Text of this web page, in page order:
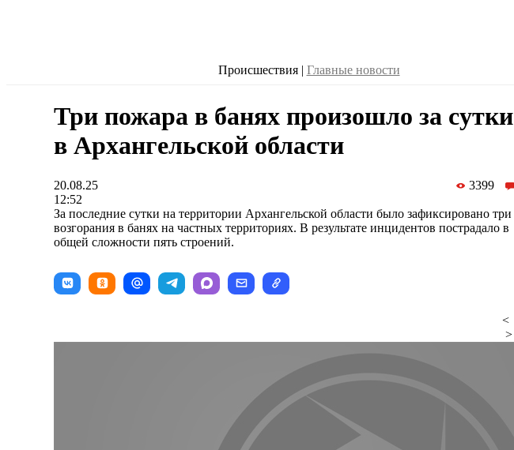
Происшествия | Главные новости
Три пожара в банях произошло за сутки
в Архангельской области
20.08.25
12:52
3399
За последние сутки на территории Архангельской области было зафиксировано три
возгорания в банях на частных территориях. В результате инцидентов пострадало в
общей сложности пять строений.
<
>